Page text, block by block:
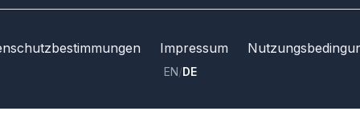
Impressum
EN/DE